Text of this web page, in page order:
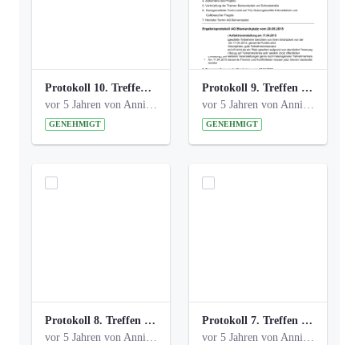
Protokoll 10. Treffen 20150720 AG Bismarckplatz.pdf
vor 5 Jahren von Anni Schlumberger
GENEHMIGT
Protokoll 9. Treffen 20150528 AG Bismarckplatz.pdf
vor 5 Jahren von Anni Schlumberger
GENEHMIGT
Protokoll 8. Treffen 20150330 AG Bismarckplatz.pdf
vor 5 Jahren von Anni Schlumberger
Protokoll 7. Treffen 20150308 AG Bismarckplatz.pdf
vor 5 Jahren von Anni Schlumberger